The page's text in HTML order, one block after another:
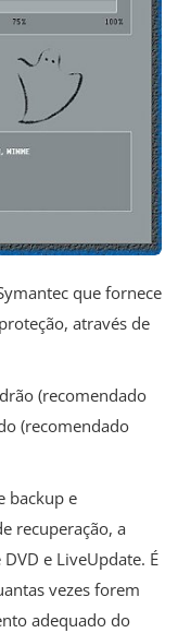
que fornece
através de
(recomendado
(recomendado
backup e
recuperação, a
e LiveUpdate. É
vezes forem
adequado do